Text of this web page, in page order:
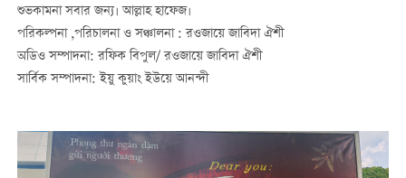
শুভকামনা সবার জন্য। আল্লাহ হাফেজ।
পরিকল্পনা ,পরিচালনা ও সঞ্চালনা : রওজায়ে জাবিদা ঐশী
অডিও সম্পাদনা: রফিক বিপুল/ রওজায়ে জাবিদা ঐশী
সার্বিক সম্পাদনা: ইয়ু কুয়াং ইউয়ে আনন্দী